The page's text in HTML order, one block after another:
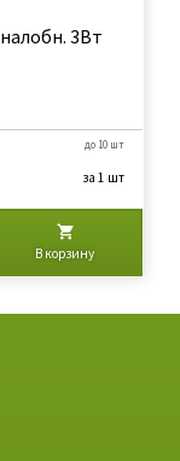
3Вт
до 10 шт
за 1 шт
В корзину